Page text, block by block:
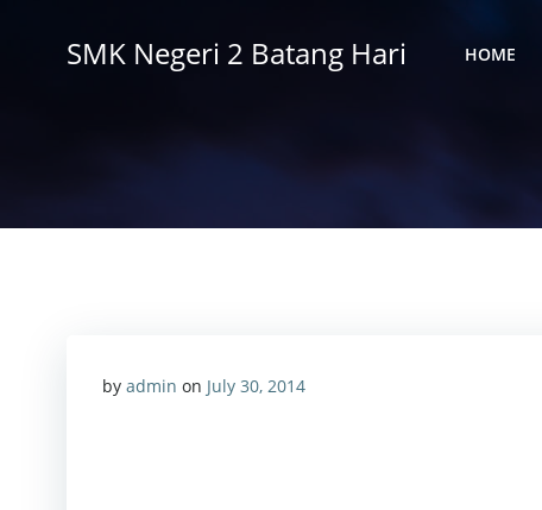
contentSMK Negeri 2 Batang Hari HOME
by admin on July 30, 2014